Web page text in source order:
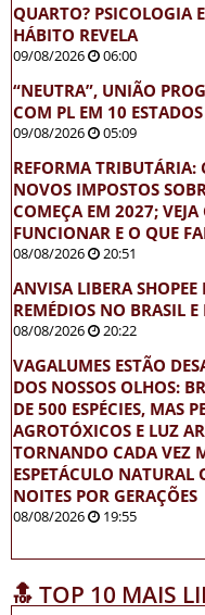
QUARTO? PSICOLOGIA
HÁBITO REVELA
09/08/2026 06:00
“NEUTRA”, UNIÃO
COM PL EM 10
09/08/2026 05:09
REFORMA TRIBUTÁRIA:
NOVOS IMPOSTOS
COMEÇA EM 2027;
FUNCIONAR E O QUE
08/08/2026 20:51
ANVISA LIBERA SHOPEE
REMÉDIOS NO BRASIL
08/08/2026 20:22
VAGALUMES ESTÃO
DOS NOSSOS OLHOS:
DE 500 ESPÉCIES, MAS
AGROTÓXICOS E LUZ
TORNANDO CADA VEZ
ESPETÁCULO
NOITES POR GERAÇÕES
08/08/2026 19:55
🔝 TOP 10 MAIS